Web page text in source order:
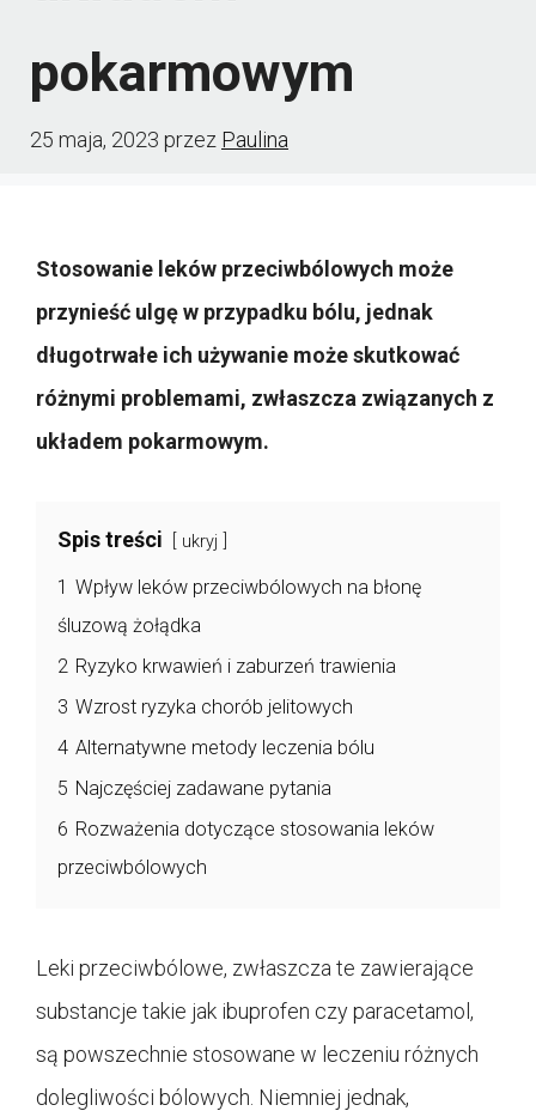
pokarmowym
25 maja, 2023 przez Paulina
Stosowanie leków przeciwbólowych może
przynieść ulgę w przypadku bólu, jednak
długotrwałe ich używanie może skutkować
różnymi problemami, zwłaszcza związanych z
układem pokarmowym.
Spis treści ukryj
1 Wpływ leków przeciwbólowych na błonę
śluzową żołądka
2 Ryzyko krwawień i zaburzeń trawienia
3 Wzrost ryzyka chorób jelitowych
4 Alternatywne metody leczenia bólu
5 Najczęściej zadawane pytania
6 Rozważenia dotyczące stosowania leków
przeciwbólowych
Leki przeciwbólowe, zwłaszcza te zawierające
substancje takie jak ibuprofen czy paracetamol,
są powszechnie stosowane w leczeniu różnych
dolegliwości bólowych. Niemniej jednak,